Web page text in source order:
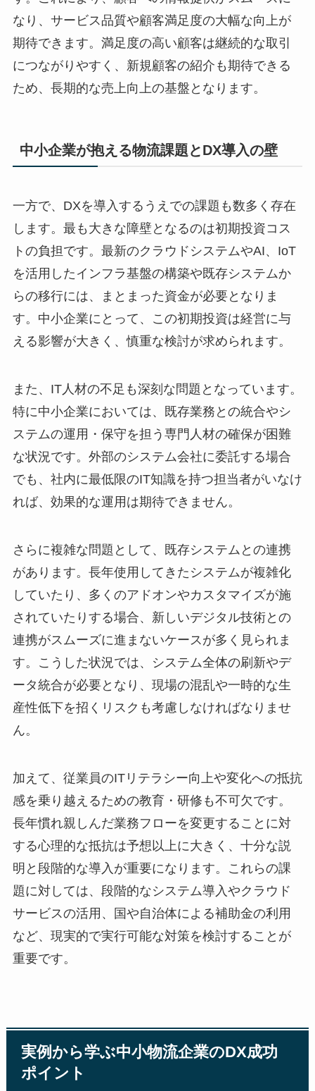
なり、サービス品質や顧客満足度の大幅な向上が
期待できます。満足度の高い顧客は継続的な取引
につながりやすく、新規顧客の紹介も期待できる
ため、長期的な売上向上の基盤となります。
中小企業が抱える物流課題とDX導入の壁
一方で、DXを導入するうえでの課題も数多く存在
します。最も大きな障壁となるのは初期投資コス
トの負担です。最新のクラウドシステムやAI、IoT
を活用したインフラ基盤の構築や既存システムか
らの移行には、まとまった資金が必要となりま
す。中小企業にとって、この初期投資は経営に与
える影響が大きく、慎重な検討が求められます。
また、IT人材の不足も深刻な問題となっています。
特に中小企業においては、既存業務との統合やシ
ステムの運用・保守を担う専門人材の確保が困難
な状況です。外部のシステム会社に委託する場合
でも、社内に最低限のIT知識を持つ担当者がいなけ
れば、効果的な運用は期待できません。
さらに複雑な問題として、既存システムとの連携
があります。長年使用してきたシステムが複雑化
していたり、多くのアドオンやカスタマイズが施
されていたりする場合、新しいデジタル技術との
連携がスムーズに進まないケースが多く見られま
す。こうした状況では、システム全体の刷新やデ
ータ統合が必要となり、現場の混乱や一時的な生
産性低下を招くリスクも考慮しなければなりませ
ん。
加えて、従業員のITリテラシー向上や変化への抵抗
感を乗り越えるための教育・研修も不可欠です。
長年慣れ親しんだ業務フローを変更することに対
する心理的な抵抗は予想以上に大きく、十分な説
明と段階的な導入が重要になります。これらの課
題に対しては、段階的なシステム導入やクラウド
サービスの活用、国や自治体による補助金の利用
など、現実的で実行可能な対策を検討することが
重要です。
実例から学ぶ中小物流企業のDX成功
ポイント